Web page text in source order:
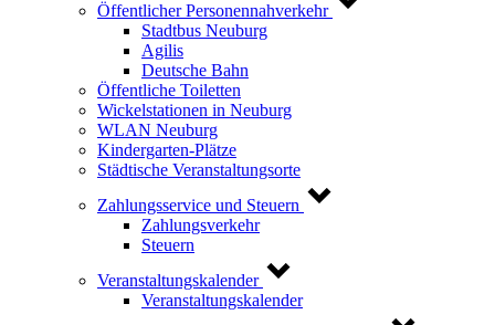
Öffentlicher Personennahverkehr
Stadtbus Neuburg
Agilis
Deutsche Bahn
Öffentliche Toiletten
Wickelstationen in Neuburg
WLAN Neuburg
Kindergarten-Plätze
Städtische Veranstaltungsorte
Zahlungsservice und Steuern
Zahlungsverkehr
Steuern
Veranstaltungskalender
Veranstaltungskalender